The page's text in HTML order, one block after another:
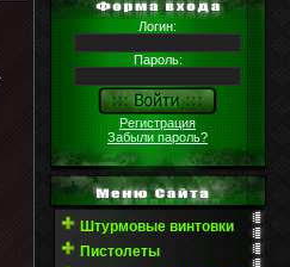
Логин:
Пароль:
Регистрация
Забыли пароль?
Штурмовые винтовки
Пистолеты